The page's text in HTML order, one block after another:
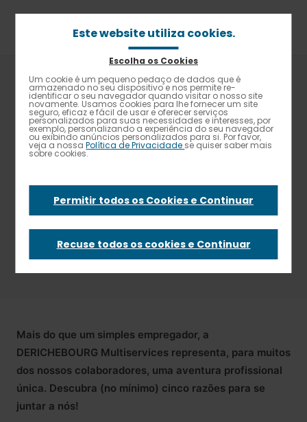
para
Alto contraste
Navegação
estrutural
Home 5 razões para integrar as nossas equipas!
5 razões para
integrar as nossas
equipas!
28 Agosto 2024 - News
Mais do que um simples empregador, a
DERICHEBOURG Multiservices representa, para muitos
dos nossos colaboradores, uma aventura profissional
única. Descubra (no mínimo) cinco razões para se
juntar a nós!
Este website utiliza cookies.
Escolha os Cookies
Um cookie é um pequeno pedaço de dados que é
armazenado no seu dispositivo e nos permite re-
identificar o seu navegador quando visitar o nosso site
novamente. Usamos cookies para lhe fornecer um site
seguro, eficaz e fácil de usar e oferecer serviços
personalizados para suas necessidades e interesses, por
exemplo, personalizando a experiência do seu navegador
ou exibindo anúncios personalizados para si. Por favor,
veja a nossaPolítica de Privacidade se quiser saber mais
sobre cookies.
Permitir todos os Cookies e Continuar
Recuse todos os cookies e Continuar